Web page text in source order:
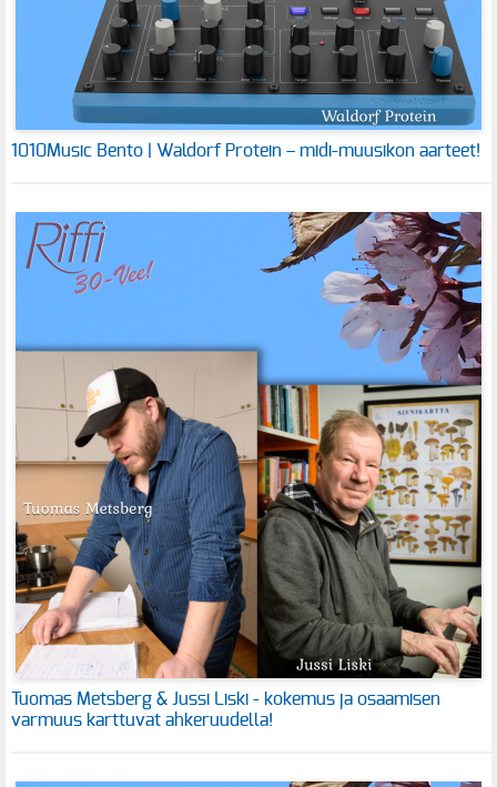
1010Music Bento | Waldorf Protein – midi-muusikon aarteet!
Tuomas Metsberg & Jussi Liski - kokemus ja osaamisen
varmuus karttuvat ahkeruudella!